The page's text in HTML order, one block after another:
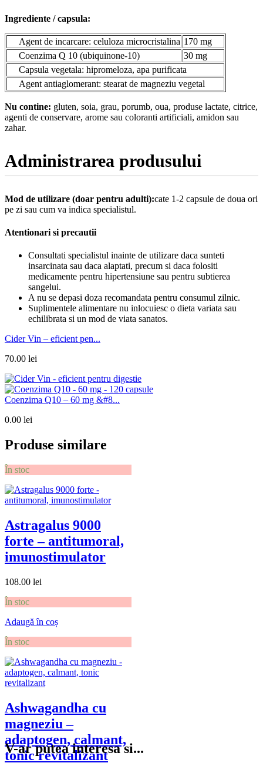
Ingrediente / capsula:
Agent de incarcare: celuloza microcristalina 170 mg
Coenzima Q 10 (ubiquinone-10)
30 mg
Capsula vegetala: hipromeloza, apa purificata
Agent antiaglomerant: stearat de magneziu vegetal
Nu contine: gluten, soia, grau, porumb, oua, produse lactate, citrice,
agenti de conservare, arome sau coloranti artificiali, amidon sau
zahar.
Administrarea produsului
Mod de utilizare (doar pentru adulti):cate 1-2 capsule de doua ori
pe zi sau cum va indica specialistul.
Atentionari si precautii
Consultati specialistul inainte de utilizare daca sunteti
insarcinata sau daca alaptati, precum si daca folositi
medicamente pentru hipertensiune sau pentru subtierea
sangelui.
A nu se depasi doza recomandata pentru consumul zilnic.
Suplimentele alimentare nu inlocuiesc o dieta variata sau
echilibrata si un mod de viata sanatos.
Cider Vin – eficient pen...
70.00 lei
Coenzima Q10 – 60 mg &#8...
0.00 lei
Produse similare
În stoc
Astragalus 9000
forte – antitumoral,
imunostimulator
108.00 lei
În stoc
Adaugă în coș
În stoc
Ashwagandha cu
magneziu –
adaptogen, calmant,
tonic revitalizant
V-ar putea interesa si...